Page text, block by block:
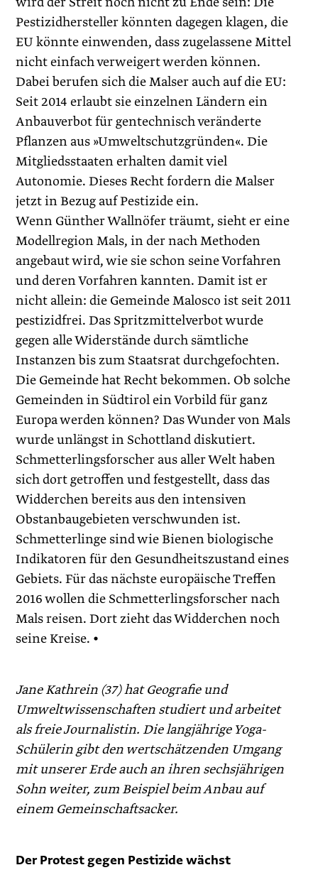
Pestizidhersteller könnten dagegen klagen, die
EU könnte einwenden, dass zugelassene Mittel
nicht einfach verweigert werden können.
Dabei berufen sich die Malser auch auf die EU:
Seit 2014 erlaubt sie einzelnen Ländern ein
Anbauverbot für gentechnisch veränderte
Pflanzen aus »Umweltschutzgründen«. Die
Mitgliedsstaaten erhalten damit viel
Autonomie. Dieses Recht fordern die Malser
jetzt in Bezug auf Pestizide ein.
Wenn Günther Wallnöfer träumt, sieht er eine
Modell­region Mals, in der nach Methoden
angebaut wird, wie sie schon seine Vorfahren
und deren Vorfahren kannten. Damit ist er
nicht allein: die Gemeinde Malosco ist seit 2011
pestizidfrei. Das Spritzmittelverbot wurde
gegen alle Widerstände durch sämtliche
Instanzen bis zum Staatsrat durchgefochten.
Die Gemeinde hat Recht bekommen. Ob solche
Gemeinden in Südtirol ein Vorbild für ganz
Europa werden können? Das Wunder von Mals
wurde unlängst in Schottland diskutiert.
Schmetterlingsforscher aus aller Welt haben
sich dort getroffen und festgestellt, dass das
Widderchen bereits aus den intensiven
Obstanbaugebieten verschwunden ist.
Schmetterlinge sind wie Bienen biologische
Indikatoren für den Gesundheitszustand eines
Gebiets. Für das nächste europäische Treffen
2016 wollen die Schmetterlingsforscher nach
Mals reisen. Dort zieht das Widderchen noch
seine Kreise. •
Jane Kathrein (37) hat Geografie und
Umweltwissenschaften studiert und arbeitet
als freie Journalistin. Die langjährige Yoga-
Schülerin gibt den wertschätzenden Umgang
mit unserer Erde auch an ihren sechsjährigen
Sohn weiter, zum Beispiel beim Anbau auf
einem Gemeinschaftsacker.
Der Protest gegen Pestizide wächst